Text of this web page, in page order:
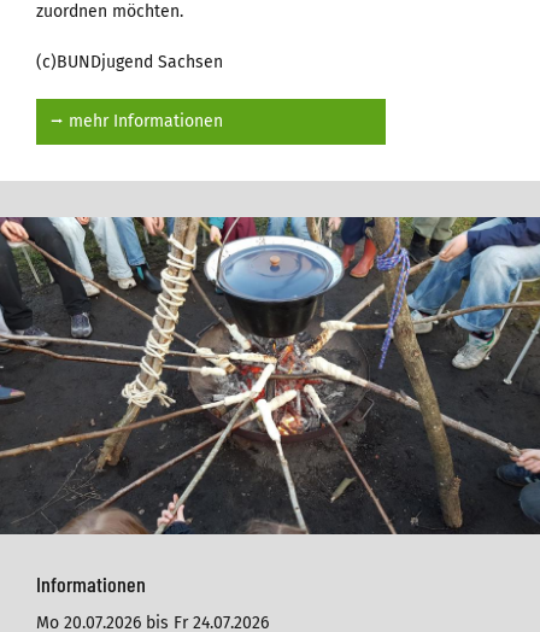
Informationen
Mo 20.07.2026 bis Fr 24.07.2026
zuordnen möchten.
(c)BUNDjugend Sachsen
⭢ mehr Informationen